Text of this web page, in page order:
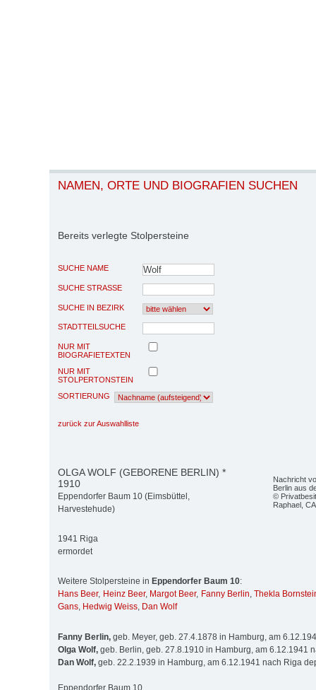
NAMEN, ORTE UND BIOGRAFIEN SUCHEN
Bereits verlegte Stolpersteine
SUCHE NAME
SUCHE STRASSE
SUCHE IN BEZIRK
STADTTEILSUCHE
NUR MIT
BIOGRAFIETEXTEN
NUR MIT
STOLPERTONSTEIN
SORTIERUNG
zurück zur Auswahlliste
Nachricht
Berlin aus
©
Raphael,
OLGA WOLF (GEBORENE BERLIN) *
1910
Eppendorfer Baum 10 (Eimsbüttel,
Harvestehude)
1941 Riga
ermordet
Weitere Stolpersteine in Eppendorfer Baum 10:
Hans Beer, Heinz Beer, Margot Beer, Fanny Berlin, Thekla
Gans, Hedwig Weiss, Dan Wolf
Fanny Berlin, geb. Meyer, geb. 27.4.1878 in Hamburg, am
Olga Wolf, geb. Berlin, geb. 27.8.1910 in Hamburg, am 6.12.1941
Dan Wolf, geb. 22.2.1939 in Hamburg, am 6.12.1941 nach Riga
Eppendorfer Baum 10